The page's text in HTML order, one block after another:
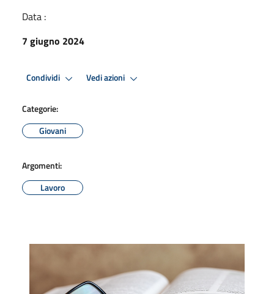
Data :
7 giugno 2024
Condividi Vedi azioni
Categorie:
Giovani
Argomenti:
Lavoro